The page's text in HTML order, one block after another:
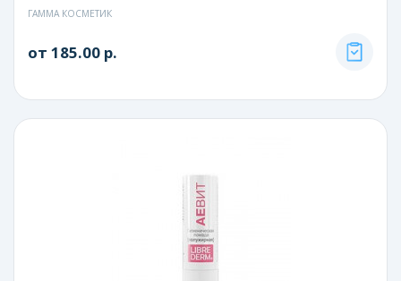
ГАММА КОСМЕТИК
от 185.00 р.